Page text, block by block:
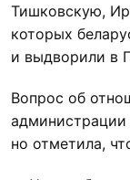
Тишковскую,
которых
и выдворили в
Вопрос об
администрации
но отметила,